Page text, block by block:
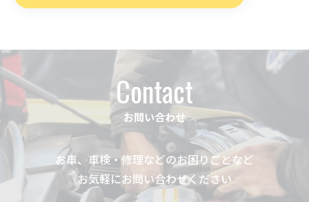
Contact
お問い合わせ
お車、車検・修理などのお困りごとなど
お気軽にお問い合わせください